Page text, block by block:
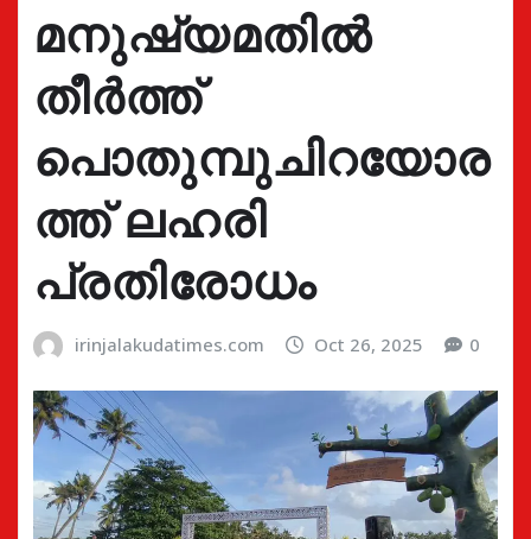
മനുഷ്യമതിൽ
തീർത്ത്
പൊതുമ്പുചിറയോര
ത്ത് ലഹരി
പ്രതിരോധം
irinjalakudatimes.com Oct 26, 2025 0